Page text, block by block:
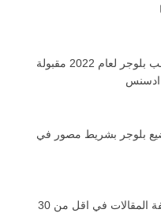
تحميل افضل قوالب بلوجر لعام 2022 مقبولة
ادسنس
بلوجر بشريط مصور في
الحل الاخير لأرشفة المقالات في اقل من 30